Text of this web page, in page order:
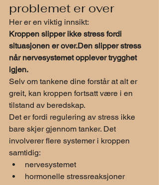
problemet er over
Her er en viktig innsikt:
Kroppen slipper ikke stress fordi
situasjonen er over.Den slipper stress
når nervesystemet opplever trygghet
igjen.
Selv om tankene dine forstår at alt er
greit, kan kroppen fortsatt være i en
tilstand av beredskap.
Det er fordi regulering av stress ikke
bare skjer gjennom tanker. Det
involverer flere systemer i kroppen
samtidig:
nervesystemet
hormonelle stressreaksjoner